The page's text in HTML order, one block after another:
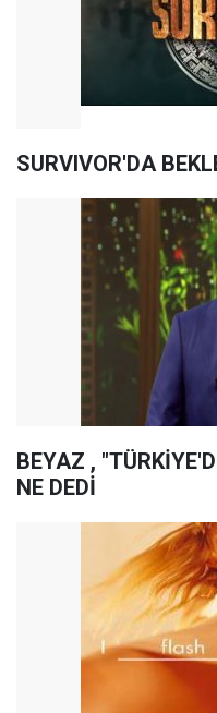
SURVIVOR'DA
BEYAZ ,
NE DEDİ